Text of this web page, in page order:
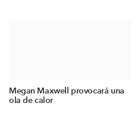
Megan Maxwell provocará una
ola de calor